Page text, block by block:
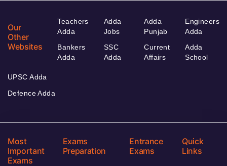
Our
Other
Websites
Teachers
Adda
Bankers
Adda
Adda
Jobs
SSC
Adda
Adda
Punjab
Current
Affairs
Engineers
Adda
Adda
School
UPSC Adda
Defence Adda
Most
Important
Exams
Exams
Preparation
Entrance
Exams
Quick
Links